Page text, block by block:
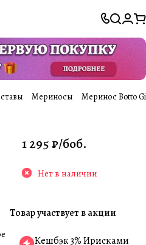
Мериносы Меринос Botto
1 295 ₽/боб.
Нет в наличии
Товар участвует в акции
Кешбэк 3% Ирисками